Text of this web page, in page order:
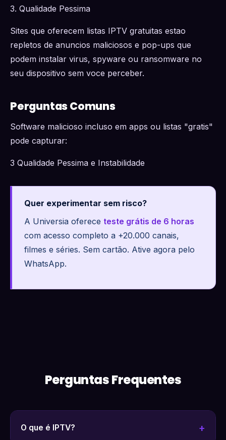
3. Qualidade Pessima
Sites que oferecem listas IPTV gratuitas estao
repletos de anuncios maliciosos e pop-ups que
podem instalar virus, spyware ou ransomware no
seu dispositivo sem voce perceber.
Perguntas Comuns
Software malicioso incluso em apps ou listas "gratis"
pode capturar:
3 Qualidade Pessima e Instabilidade
Quer experimentar sem risco?
A Universia oferece teste grátis de 6 horas
com acesso completo a +20.000 canais,
filmes e séries. Sem cartão. Ative agora pelo
WhatsApp.
Perguntas Frequentes
O que é IPTV?